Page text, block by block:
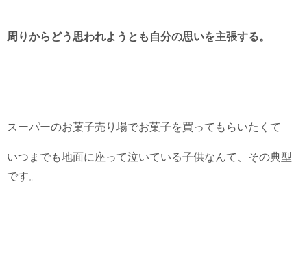
周りからどう思われようとも自分の思いを主張する。
スーパーのお菓子売り場でお菓子を買ってもらいたくて
いつまでも地面に座って泣いている子供なんて、その典型
です。